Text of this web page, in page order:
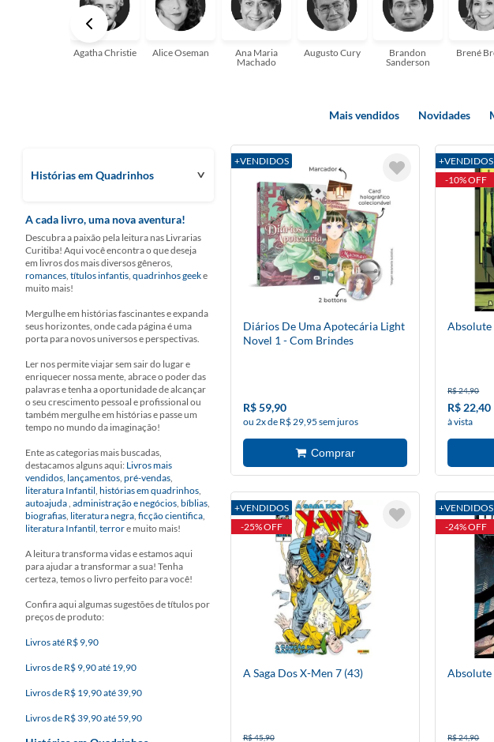
Agatha Christie Alice Oseman
Ana Maria
Machado
Augusto Cury
Brandon
Sanderson
Brené
Mais vendidos Novidades
Histórias em Quadrinhos
A cada livro, uma nova aventura!
Descubra a paixão pela leitura nas Livrarias
Curitiba! Aqui você encontra o que deseja
em livros dos mais diversos gêneros,
romances, títulos infantis, quadrinhos geeke
muito mais!
Mergulhe em histórias fascinantes e expanda
seus horizontes, onde cada página é uma
porta para novos universos e perspectivas.
Ler nos permite viajar sem sair do lugar e
enriquecer nossa mente, abrace o poder das
palavras e tenha a oportunidade de alcançar
o seu crescimento pessoal e profissional ou
também mergulhe em histórias e passe um
tempo no mundo da imaginação!
Ente as categorias mais buscadas,
destacamos alguns aqui: Livros mais
vendidos, lançamentos, pré-vendas,
literatura Infantil, histórias em quadrinhos,
autoajuda, administração e negócios, bíblias,
biografias, literatura negra, ficção cientifica,
literatura Infantil, terrore muito mais!
A leitura transforma vidas e estamos aqui
para ajudar a transformar a sua! Tenha
certeza, temos o livro perfeito para você!
Confira aqui algumas sugestões de títulos por
preços de produto:
Livros até R$ 9,90
Livros de R$ 9,90 até 19,90
Livros de R$ 19,90 até 39,90
Livros de R$ 39,90 até 59,90
+VENDIDOS
Diários De Uma Apotecária Light
Novel 1 - Com Brindes
R$ 59,90
ou 2x de R$ 29,95 sem juros
+VENDIDOS
-10% OFF
Absolute
R$ 24,90
R$ 22,40
à vista
+VENDIDOS
-25% OFF
A Saga Dos X-Men 7 (43)
R$ 45,90
+VENDIDOS
-24% OFF
Absolute
R$ 24,90